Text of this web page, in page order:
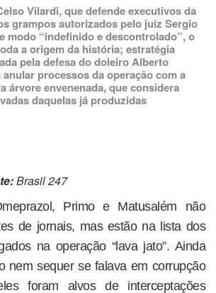
Vilardi, que defende executivos da
grampos autorizados pelo juiz Sergio
modo “indefinido e descontrolado”, o
a origem da história; estratégia
pela defesa do doleiro Alberto
processos da operação com a
árvore envenenada, que considera
daquelas já produzidas
Brasil 247
Primo e Matusalém não
de jornais, mas estão na lista dos
na operação “lava jato”. Ainda
nem sequer se falava em corrupção
foram alvos de interceptações